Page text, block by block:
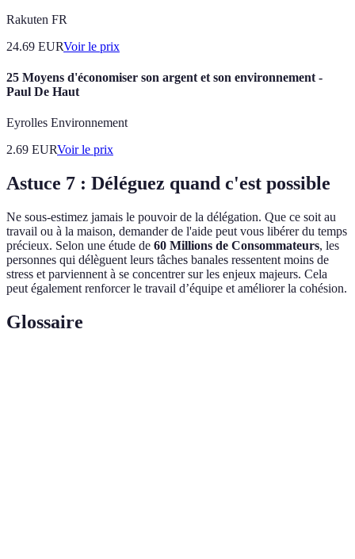
Rakuten FR
24.69 EURVoir le prix
25 Moyens d'économiser son argent et son environnement -
Paul De Haut
Eyrolles Environnement
2.69 EURVoir le prix
Astuce 7 : Déléguez quand c'est possible
Ne sous-estimez jamais le pouvoir de la délégation. Que ce soit au
travail ou à la maison, demander de l'aide peut vous libérer du temps
précieux. Selon une étude de 60 Millions de Consommateurs, les
personnes qui délèguent leurs tâches banales ressentent moins de
stress et parviennent à se concentrer sur les enjeux majeurs. Cela
peut également renforcer le travail d’équipe et améliorer la cohésion.
Glossaire